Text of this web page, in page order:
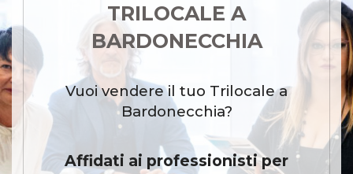
TRILOCALE A
BARDONECCHIA
Vuoi vendere il tuo Trilocale a
Bardonecchia?
Affidati ai professionisti per